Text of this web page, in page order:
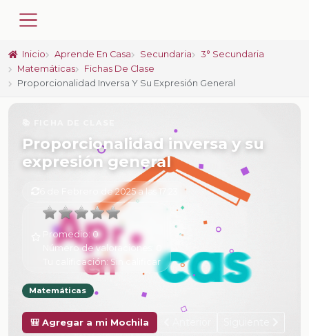
Inicio Aprende En Casa Secundaria
3° Secundaria
Matemáticas
Fichas De Clase
Proporcionalidad Inversa Y Su Expresión General
Proporcionalidad inversa y su
expresión general
6 de Febrero de 2025 a las 17:23
Promedio: 0
Número de valoraciones:
Tu calificación:Sin calificar
Matemáticas
🎒 Agregar a mi Mochila